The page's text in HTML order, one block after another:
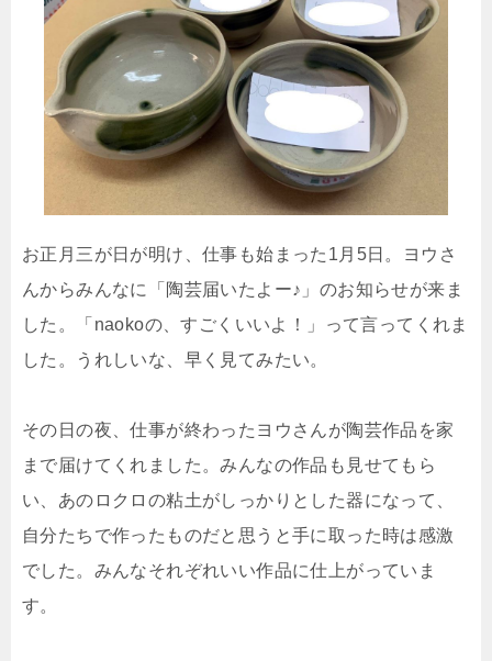
お正月三が日が明け、仕事も始まった1月5日。ヨウさ
んからみんなに「陶芸届いたよー♪」のお知らせが来ま
した。「naokoの、すごくいいよ！」って言ってくれま
した。うれしいな、早く見てみたい。
その日の夜、仕事が終わったヨウさんが陶芸作品を家
まで届けてくれました。みんなの作品も見せてもら
い、あのロクロの粘土がしっかりとした器になって、
自分たちで作ったものだと思うと手に取った時は感激
でした。みんなそれぞれいい作品に仕上がっていま
す。